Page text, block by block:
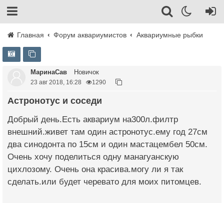
Главная Форум аквариумистов Аквариумные рыбки
МаринаСав Новичок
23 авг 2018, 16:28 1290
Астронотус и соседи
Добрый день.Есть аквариум на300л.филтр
внешний.живет там один астронотус.ему год 27см
два синодонта по 15см и один мастацембел 50см.
Очень хочу поделиться одну манагуанскую
цихлозому. Очень она красива.могу ли я так
сделать.или будет черевато для моих питомцев.